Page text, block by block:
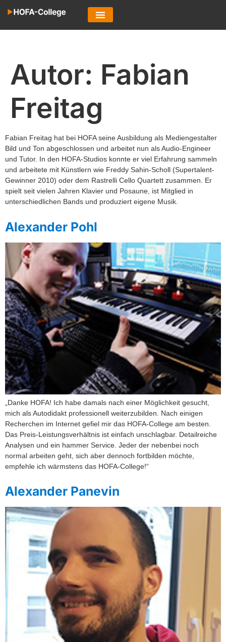
Autor: Fabian
Freitag
Fabian Freitag hat bei HOFA seine Ausbildung als Mediengestalter
Bild und Ton abgeschlossen und arbeitet nun als Audio-Engineer
und Tutor. In den HOFA-Studios konnte er viel Erfahrung sammeln
und arbeitete mit Künstlern wie Freddy Sahin-Scholl (Supertalent-
Gewinner 2010) oder dem Rastrelli Cello Quartett zusammen. Er
spielt seit vielen Jahren Klavier und Posaune, ist Mitglied in
unterschiedlichen Bands und produziert eigene Musik.
Alexander Pohl
„Danke HOFA! Ich habe damals nach einer Möglichkeit gesucht,
mich als Autodidakt professionell weiterzubilden. Nach einigen
Recherchen im Internet gefiel mir das HOFA-College am besten.
Das Preis-Leistungsverhältnis ist einfach unschlagbar. Detailreiche
Analysen und ein hammer Service. Jeder der nebenbei noch
normal arbeiten geht, sich aber dennoch fortbilden möchte,
empfehle ich wärmstens das HOFA-College!“
Alexander Panevin